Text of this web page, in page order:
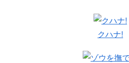
クハナ!